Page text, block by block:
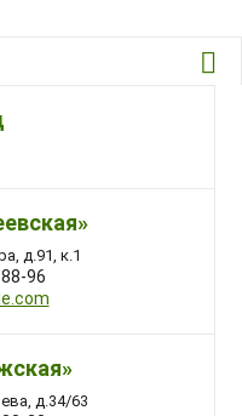
д.91, к.1
96
д.34/63